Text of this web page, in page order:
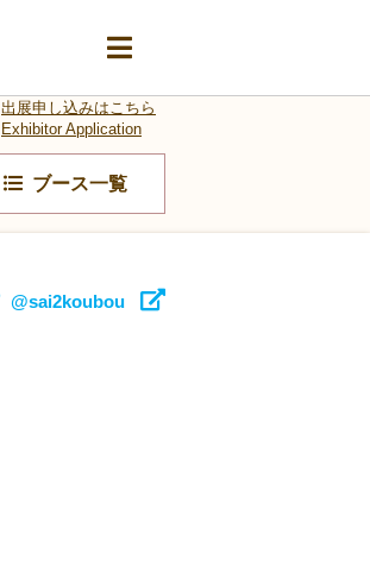
ブース一覧
出展申し込みはこちら
Exhibitor Application
@sai2koubou